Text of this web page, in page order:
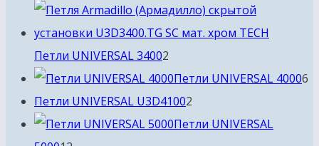
товаров
Петли UNIVERSAL 34002
товара
Петли UNIVERSAL 40006
Петли UNIVERSAL U3D41002
товара
Петли UNIVERSAL